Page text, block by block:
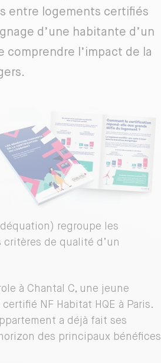
entre logements certifiés
d’une habitante d’un
comprendre l’impact de la
regroupe les
de qualité d’un
à Chantal C, une jeune
NF Habitat HQE à Paris.
a déjà fait ses
des principaux bénéfices